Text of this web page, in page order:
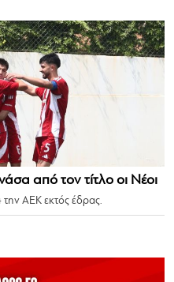
από τον τίτλο οι Νέοι
ΑΕΚ εκτός έδρας.